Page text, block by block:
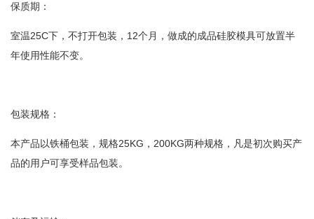
保质期：
室温25C下，不打开包装，12个月，做成的成品硅胶模具可放置半
年使用性能不变。
包装规格：
本产品以铁桶包装，规格25KG，200KG两种规格，凡是初次购买产
品的用户可享受样品包装。